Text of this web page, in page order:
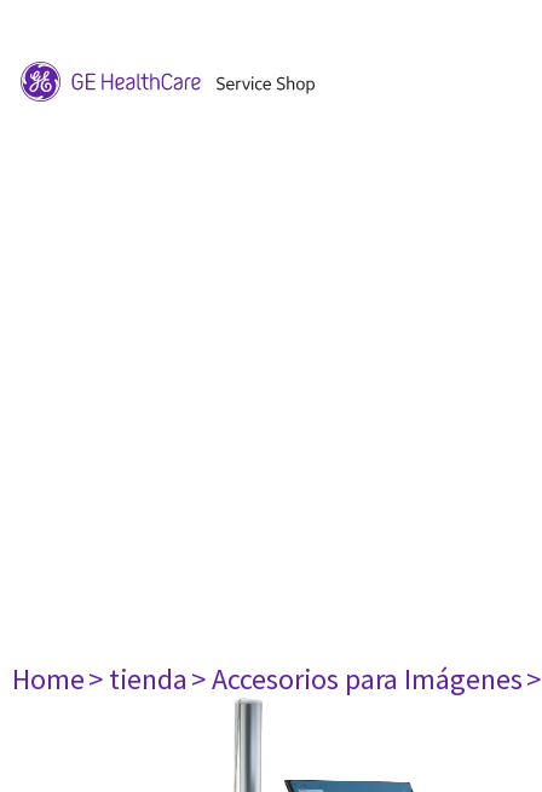
Home> tienda> Accesorios para Imágenes